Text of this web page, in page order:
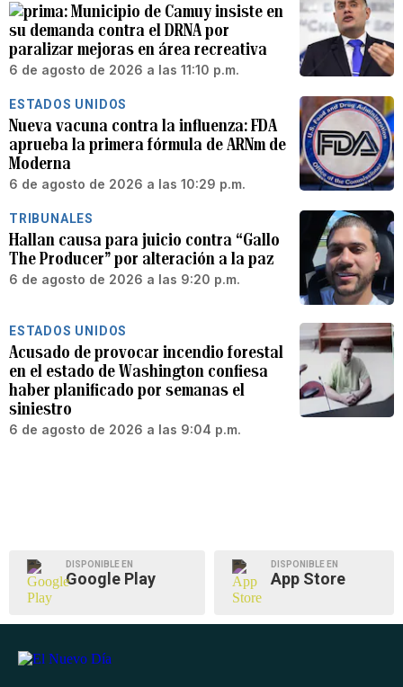
Municipio de Camuy insiste en
su demanda contra el DRNA por
paralizar mejoras en área recreativa
6 de agosto de 2026 a las 11:10 p.m.
ESTADOS UNIDOS
Nueva vacuna contra la influenza: FDA
aprueba la primera fórmula de ARNm de
Moderna
6 de agosto de 2026 a las 10:29 p.m.
TRIBUNALES
Hallan causa para juicio contra “Gallo
The Producer” por alteración a la paz
6 de agosto de 2026 a las 9:20 p.m.
ESTADOS UNIDOS
Acusado de provocar incendio forestal
en el estado de Washington confiesa
haber planificado por semanas el
siniestro
6 de agosto de 2026 a las 9:04 p.m.
DISPONIBLE EN
Google Play
DISPONIBLE EN
App Store